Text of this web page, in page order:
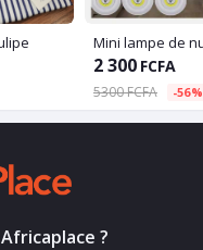
2 300 FCFA
5300 FCFA -56%
?